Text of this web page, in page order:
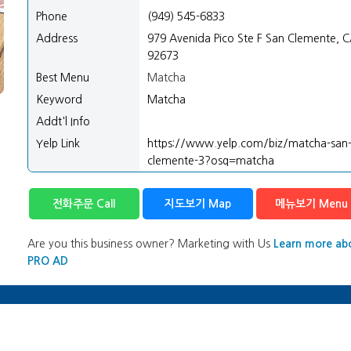
Phone
(949) 545-6833
Address
979 Avenida Pico Ste F San Clemente,
92673
Best Menu
Matcha
Keyword
Matcha
Addt'l Info
Yelp Link
https://www.yelp.com/biz/matcha-
clemente-3?osq=matcha
전화주문 Call 지도보기 Map 메뉴보기 Menu
Are you this business owner? Marketing with Us Learn more
PRO AD